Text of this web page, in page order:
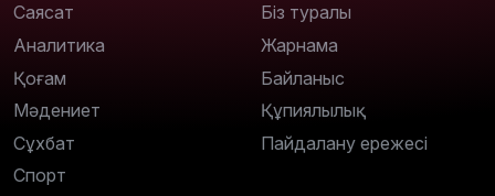
Саясат
Аналитика
Қоғам
Мәдениет
Сұхбат
Спорт
Біз туралы
Жарнама
Байланыс
Құпиялылық
Пайдалану ережесі